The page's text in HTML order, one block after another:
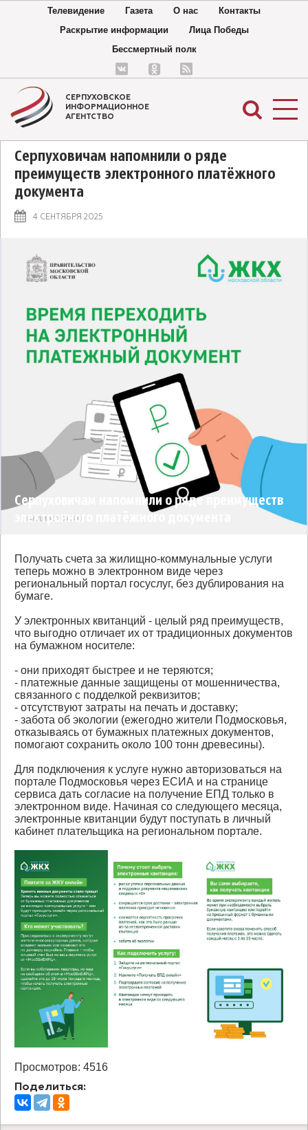
Телевидение Газета О нас
Контакты
Раскрытие информации
Лица Победы
Бессмертный полк
СЕРПУХОВСКОЕ
ИНФОРМАЦИОННОЕ
АГЕНТСТВО
Серпуховичам напомнили о ряде
преимуществ электронного платёжного
документа
4 СЕНТЯБРЯ 2025
Серпуховичам напомнили о ряде преимуществ
электронного платёжного документа
Получать счета за жилищно-коммунальные услуги
теперь можно в электронном виде через
региональный портал госуслуг, без дублирования на
бумаге.
У электронных квитанций - целый ряд преимуществ,
что выгодно отличает их от традиционных документов
на бумажном носителе:
- они приходят быстрее и не теряются;
- платежные данные защищены от мошенничества,
связанного с подделкой реквизитов;
- отсутствуют затраты на печать и доставку;
- забота об экологии (ежегодно жители Подмосковья,
отказываясь от бумажных платежных документов,
помогают сохранить около 100 тонн древесины).
Для подключения к услуге нужно авторизоваться на
портале Подмосковья через ЕСИА и на странице
сервиса дать согласие на получение ЕПД только в
электронном виде. Начиная со следующего месяца,
электронные квитанции будут поступать в личный
кабинет плательщика на региональном портале.
Просмотров: 4516
Поделиться: